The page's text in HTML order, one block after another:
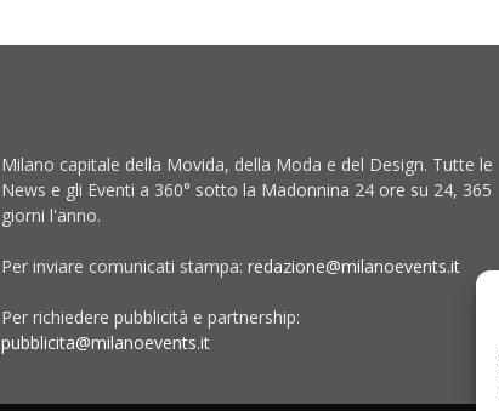
Milano capitale della Movida, della Moda e del Design. Tutte le
News e gli Eventi a 360° sotto la Madonnina 24 ore su 24, 365
giorni l'anno.
Per inviare comunicati stampa: redazione@milanoevents.it
Per richiedere pubblicità e partnership:
pubblicita@milanoevents.it